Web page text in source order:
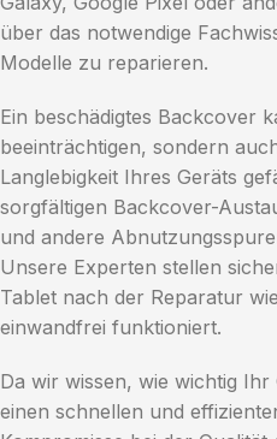
über das notwendige
Modelle zu reparieren.
Ein beschädigtes Backcover
beeinträchtigen, sondern
Langlebigkeit Ihres Geräts
sorgfältigen Backcover-
und andere
Unsere Experten stellen
Tablet nach der Reparatur
einwandfrei funktioniert.
Da wir wissen, wie wichtig
einen schnellen und